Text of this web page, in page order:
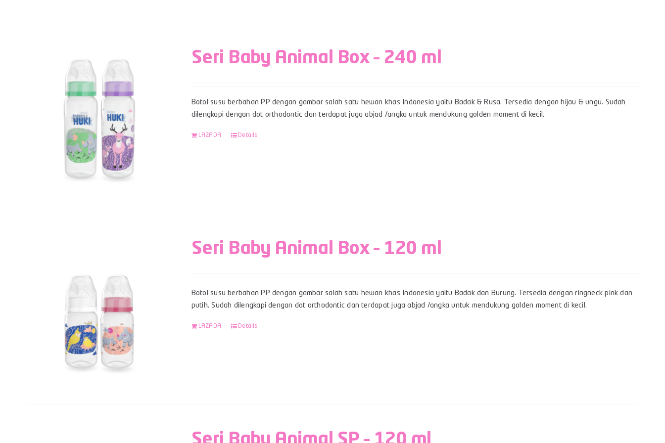
Seri Baby Animal Box – 240 ml
Botol susu berbahan PP dengan gambar salah satu hewan khas Indonesia yaitu Badak & Rusa. Tersedia dengan hijau & ungu. Sudah
dilengkapi dengan dot orthodontic dan terdapat juga abjad /angka untuk mendukung golden moment di kecil.
LAZADA Details
Seri Baby Animal Box – 120 ml
Botol susu berbahan PP dengan gambar salah satu hewan khas Indonesia yaitu Badak dan Burung. Tersedia dengan ringneck pink dan
putih. Sudah dilengkapi dengan dot orthodontic dan terdapat juga abjad /angka untuk mendukung golden moment di kecil.
LAZADA Details